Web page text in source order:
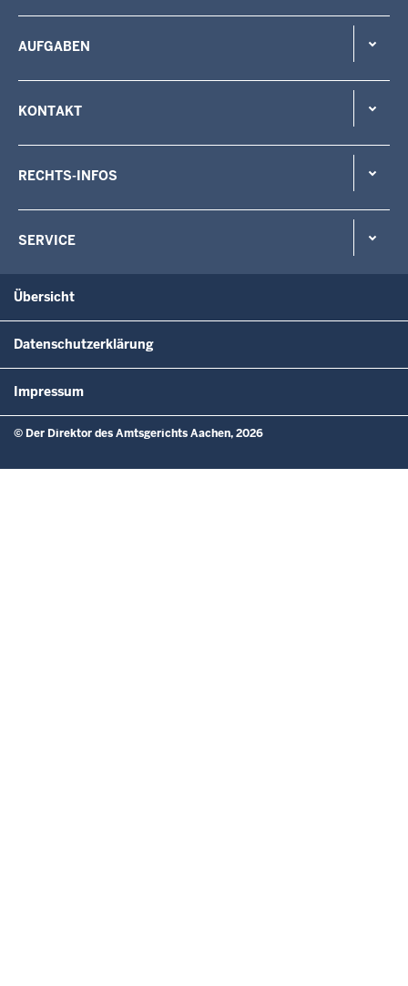
AUFGABEN
KONTAKT
RECHTS-INFOS
SERVICE
Übersicht
Datenschutzerklärung
Impressum
© Der Direktor des Amtsgerichts Aachen, 2026